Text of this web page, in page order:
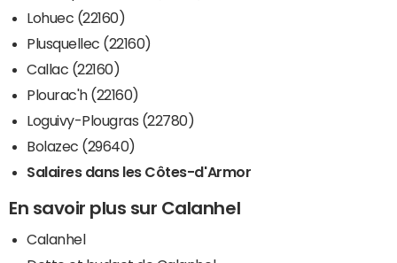
Lohuec (22160)
Plusquellec (22160)
Callac (22160)
Plourac'h (22160)
Loguivy-Plougras (22780)
Bolazec (29640)
Salaires dans les Côtes-d'Armor
En savoir plus sur Calanhel
Calanhel